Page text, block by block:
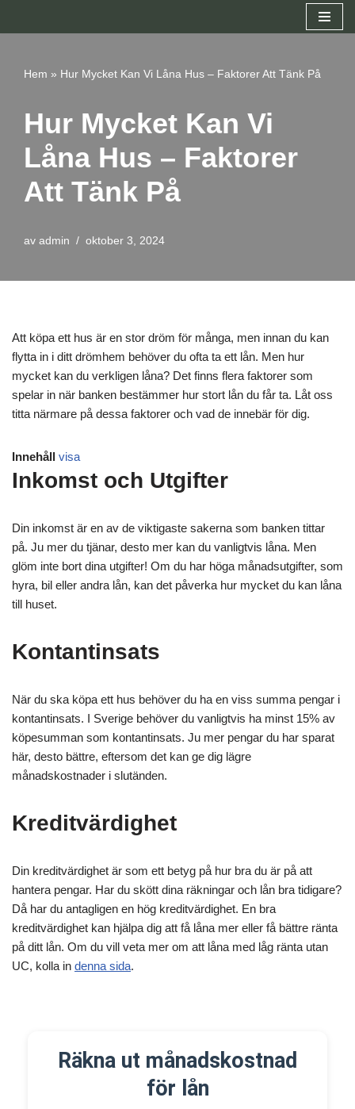
innehåll
Hem » Hur Mycket Kan Vi Låna Hus – Faktorer Att Tänk På
Hur Mycket Kan Vi
Låna Hus – Faktorer
Att Tänk På
av admin oktober 3, 2024
Att köpa ett hus är en stor dröm för många, men innan du kan
flytta in i ditt drömhem behöver du ofta ta ett lån. Men hur
mycket kan du verkligen låna? Det finns flera faktorer som
spelar in när banken bestämmer hur stort lån du får ta. Låt oss
titta närmare på dessa faktorer och vad de innebär för dig.
Innehåll visa
Inkomst och Utgifter
Din inkomst är en av de viktigaste sakerna som banken tittar
på. Ju mer du tjänar, desto mer kan du vanligtvis låna. Men
glöm inte bort dina utgifter! Om du har höga månadsutgifter, som
hyra, bil eller andra lån, kan det påverka hur mycket du kan låna
till huset.
Kontantinsats
När du ska köpa ett hus behöver du ha en viss summa pengar i
kontantinsats. I Sverige behöver du vanligtvis ha minst 15% av
köpesumman som kontantinsats. Ju mer pengar du har sparat
här, desto bättre, eftersom det kan ge dig lägre
månadskostnader i slutänden.
Kreditvärdighet
Din kreditvärdighet är som ett betyg på hur bra du är på att
hantera pengar. Har du skött dina räkningar och lån bra tidigare?
Då har du antagligen en hög kreditvärdighet. En bra
kreditvärdighet kan hjälpa dig att få låna mer eller få bättre ränta
på ditt lån. Om du vill veta mer om att låna med låg ränta utan
UC, kolla in denna sida.
Räkna ut månadskostnad
för lån